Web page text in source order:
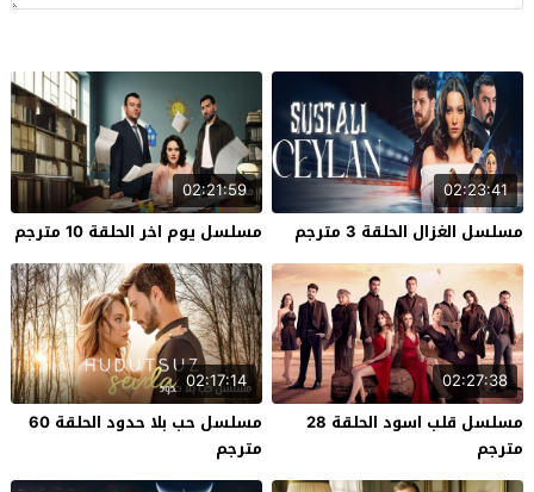
02:23:41
مسلسل الغزال الحلقة 3 مترجم
02:21:59
مسلسل يوم اخر الحلقة 10 مترجم
02:27:38
مسلسل قلب اسود الحلقة 28
مترجم
02:17:14
مسلسل حب بلا حدود الحلقة 60
مترجم